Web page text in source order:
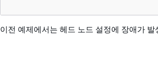
이전 예제에서는 헤드 노드 설정에 장애가 발